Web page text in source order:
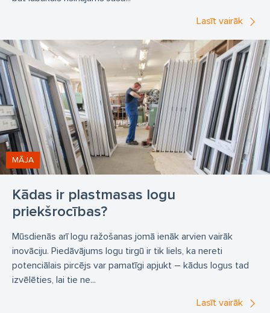
Lasīt vairāk
Kādas ir plastmasas logu
priekšrocības?
MĀJA
Mūsdienās arī logu ražošanas jomā ienāk arvien vairāk
inovāciju. Piedāvājums logu tirgū ir tik liels, ka nereti
potenciālais pircējs var pamatīgi apjukt – kādus logus tad
izvēlēties, lai tie ne...
Lasīt vairāk